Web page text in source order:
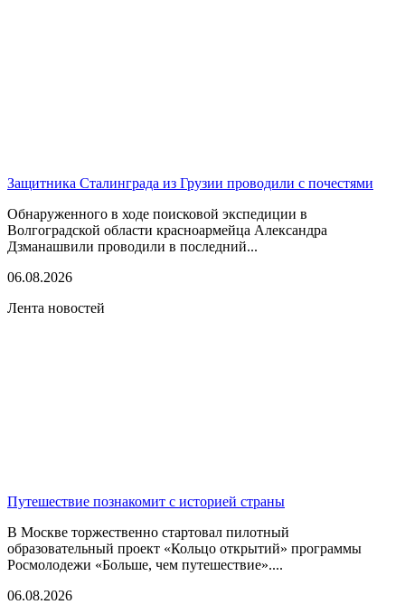
Защитника Сталинграда из Грузии проводили с почестями
Обнаруженного в ходе поисковой экспедиции в
Волгоградской области красноармейца Александра
Дзманашвили проводили в последний...
06.08.2026
Лента новостей
Путешествие познакомит с историей страны
В Москве торжественно стартовал пилотный
образовательный проект «Кольцо открытий» программы
Росмолодежи «Больше, чем путешествие»....
06.08.2026